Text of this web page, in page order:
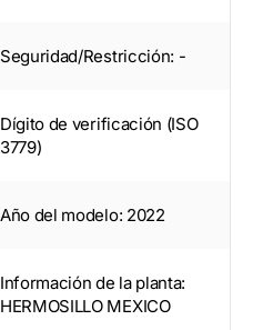
Seguridad/Restricción: -
Dígito de verificación (ISO
3779)
Año del modelo: 2022
Información de la planta:
HERMOSILLO MEXICO